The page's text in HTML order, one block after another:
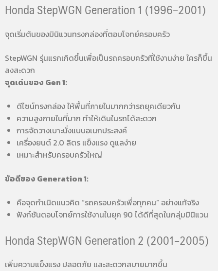
Honda StepWGN Generation 1 (1996–2001)
จุดเริ่มต้นของมินิแวนทรงกล่องที่ตอบโจทย์ครอบครัว
StepWGN รุ่นแรกเกิดขึ้นเพื่อเป็นรถครอบครัวที่ใช้งานง่าย ใครก็ขึ้น
ลงสะดวก
จุดเด่นของ Gen 1:
ดีไซน์ทรงกล่อง ให้พื้นที่ภายในมากกว่ารถยุคเดียวกัน
ความสูงภายในที่มาก ทำให้เดินในรถได้สะดวก
การจัดวางเบาะนั่งแบบอเนกประสงค์
เครื่องยนต์ 2.0 ลิตร แข็งแรง ดูแลง่าย
เหมาะสำหรับครอบครัวใหญ่
ข้อดีของ Generation 1:
คือจุดกำเนิดแนวคิด “รถครอบครัวเพื่อทุกคน” อย่างแท้จริง
ฟังก์ชันตอบโจทย์การใช้งานในยุค 90 ได้ดีที่สุดในกลุ่มมินิแวน
Honda StepWGN Generation 2 (2001–2005)
เพิ่มความแข็งแรง ปลอดภัย และสะดวกสบายมากขึ้น